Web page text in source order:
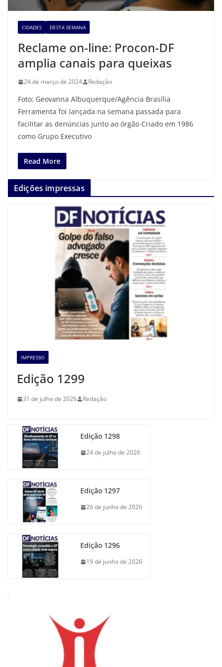
CIDADES DESTA SEMANA
Reclame on-line: Procon-DF
amplia canais para queixas
24 de março de 2024 Redação
Foto: Geovanna Albuquerque/Agência Brasília
Ferramenta foi lançada na semana passada para
facilitar as denúncias junto ao órgão Criado em 1986
como Grupo Executivo
Read More
Edições impressas
IMPRESSO
Edição 1299
31 de julho de 2026 Redação
Edição 1298
24 de julho de 2026
Edição 1297
26 de junho de 2026
Edição 1296
19 de junho de 2026